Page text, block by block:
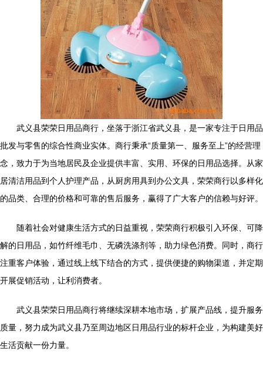
武义县荣荣日用品商行，坐落于浙江省武义县，是一家专注于日用品
批发与零售的综合性商业实体。商行秉承“质量第一、服务至上”的经营理
念，致力于为当地居民及企业提供丰富、实用、环保的日用品选择。从家
居清洁用品到个人护理产品，从厨房用具到办公文具，荣荣商行以多样化
的品类、合理的价格和可靠的售后服务，赢得了广大客户的信赖与好评。
随着社会对健康生活方式的日益重视，荣荣商行积极引入环保、可降
解的日用品，如竹纤维毛巾、无磷洗涤剂等，助力绿色消费。同时，商行
注重客户体验，通过线上线下结合的方式，提供便捷的购物渠道，并定期
开展促销活动，让利消费者。
武义县荣荣日用品商行将继续深耕本地市场，扩展产品线，提升服务
质量，努力成为武义县乃至周边地区日用品行业的标杆企业，为构建美好
生活贡献一份力量。